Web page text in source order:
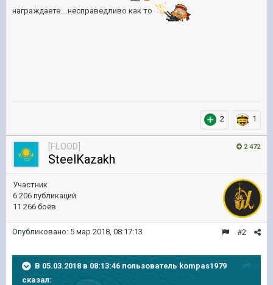
награждаете....несправедливо как то
2 1
2 472
[FLOOD]
SteelKazakh
Участник
6 206 публикаций
11 266 боёв
#2
Опубликовано: 5 мар 2018, 08:17:13
В 05.03.2018 в 08:13:46 пользователь kompas1979
сказал: